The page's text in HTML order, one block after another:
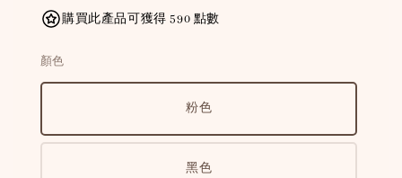
購買此產品可獲得 590 點數
顏色
粉色
黑色